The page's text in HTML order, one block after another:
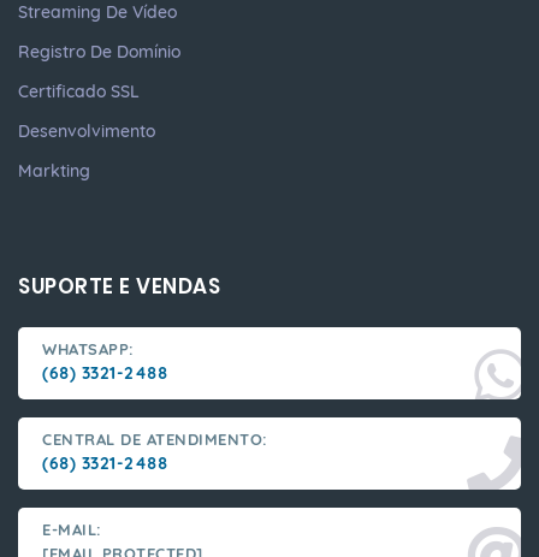
Streaming De Vídeo
Registro De Domínio
Certificado SSL
Desenvolvimento
Markting
SUPORTE E VENDAS
WHATSAPP:
(68) 3321-2488
CENTRAL DE ATENDIMENTO:
(68) 3321-2488
E-MAIL: